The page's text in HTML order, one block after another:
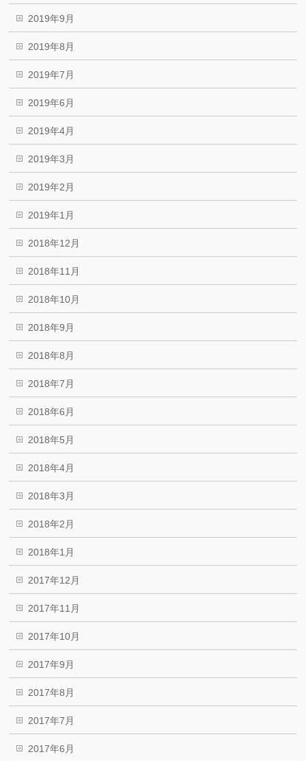
2019年9月
2019年8月
2019年7月
2019年6月
2019年4月
2019年3月
2019年2月
2019年1月
2018年12月
2018年11月
2018年10月
2018年9月
2018年8月
2018年7月
2018年6月
2018年5月
2018年4月
2018年3月
2018年2月
2018年1月
2017年12月
2017年11月
2017年10月
2017年9月
2017年8月
2017年7月
2017年6月